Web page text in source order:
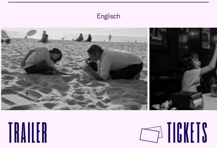
Englisch
TRAILER
TICKETS